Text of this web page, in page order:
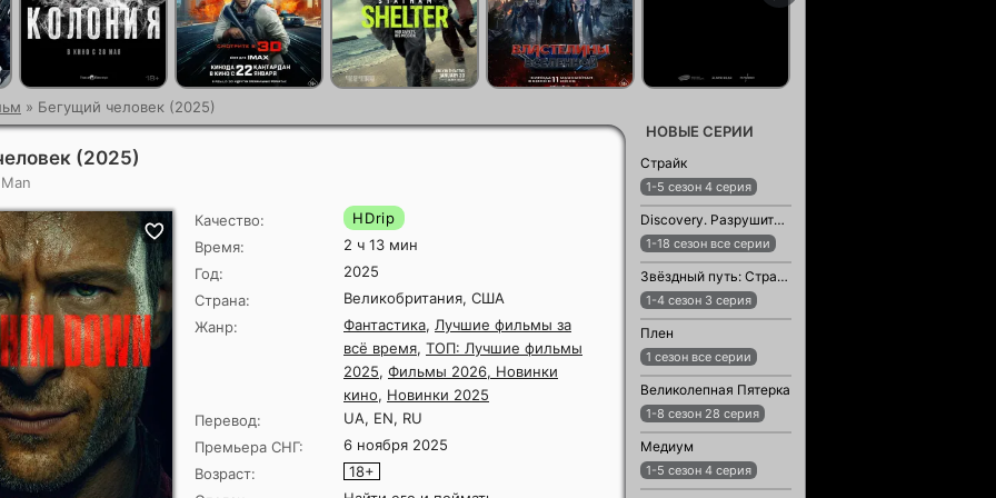
» Бегущий человек (2025)
(2025)
Качество:
HDrip
Время:
2 ч 13 мин
Год:
2025
Страна:
Великобритания, США
Жанр:
Фантастика, Лучшие фильмы за
всё время, ТОП: Лучшие фильмы
2025, Фильмы 2026, Новинки
кино, Новинки 2025
Перевод:
UA, EN, RU
Премьера СНГ:
6 ноября 2025
Возраст:
18+
НОВЫЕ СЕРИИ
Страйк
1-5 сезон 4 серия
Discovery. Разрушители легенд
1-18 сезон все серии
Звёздный путь: Странные новые миры
1-4 сезон 3 серия
Плен
1 сезон все серии
Великолепная Пятерка
1-8 сезон 28 серия
Медиум
1-5 сезон 4 серия